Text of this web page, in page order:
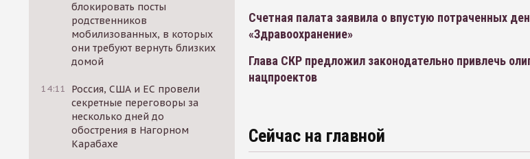
блокировать посты
родственников
мобилизованных, в которых
они требуют вернуть близких
домой
14:11
Россия, США и ЕС провели
секретные переговоры за
несколько дней до
обострения в Нагорном
Карабахе
Счетная палата заявила о впустую потраченных
«Здравоохранение»
Глава СКР предложил законодательно привлечь
нацпроектов
Сейчас на главной